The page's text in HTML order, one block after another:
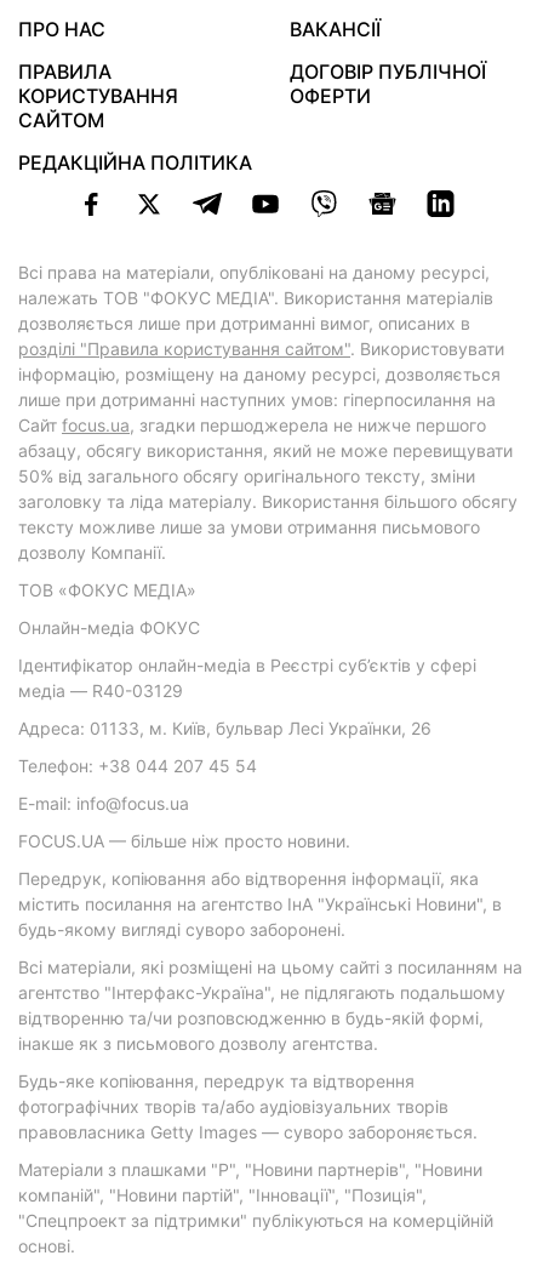
ПРО НАС
ВАКАНСІЇ
ПРАВИЛА
КОРИСТУВАННЯ
САЙТОМ
ДОГОВІР ПУБЛІЧНОЇ
ОФЕРТИ
РЕДАКЦІЙНА ПОЛІТИКА
Всі права на матеріали, опубліковані на даному ресурсі,
належать ТОВ "ФОКУС МЕДІА". Використання матеріалів
дозволяється лише при дотриманні вимог, описаних в
розділі "Правила користування сайтом". Використовувати
інформацію, розміщену на даному ресурсі, дозволяється
лише при дотриманні наступних умов: гіперпосилання на
Cайт focus.ua, згадки першоджерела не нижче першого
абзацу, обсягу використання, який не може перевищувати
50% від загального обсягу оригінального тексту, зміни
заголовку та ліда матеріалу. Використання більшого обсягу
тексту можливе лише за умови отримання письмового
дозволу Компанії.
ТОВ «ФОКУС МЕДІА»
Онлайн-медіа ФОКУС
Ідентифікатор онлайн-медіа в Реєстрі суб’єктів у сфері
медіа — R40-03129
Адреса: 01133, м. Київ, бульвар Лесі Українки, 26
Телефон: +38 044 207 45 54
E-mail: info@focus.ua
FOCUS.UA — більше ніж просто новини.
Передрук, копіювання або відтворення інформації, яка
містить посилання на агентство ІнА "Українські Новини", в
будь-якому вигляді суворо заборонені.
Всі матеріали, які розміщені на цьому сайті з посиланням на
агентство "Інтерфакс-Україна", не підлягають подальшому
відтворенню та/чи розповсюдженню в будь-якій формі,
інакше як з письмового дозволу агентства.
Будь-яке копіювання, передрук та відтворення
фотографічних творів та/або аудіовізуальних творів
правовласника Getty Images — суворо забороняється.
Матеріали з плашками "Р", "Новини партнерів", "Новини
компаній", "Новини партій", "Інновації", "Позиція",
"Спецпроект за підтримки" публікуються на комерційній
основі.